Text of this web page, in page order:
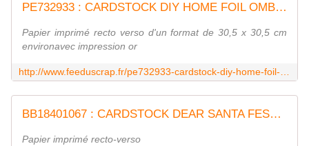
PE732933 : CARDSTOCK DIY HOME FOIL OMBRE GRAIN Fée du Scrap
Papier imprimé recto verso d'un format de 30,5 x 30,5 cm
environavec impression or
BB18401067 : CARDSTOCK DEAR SANTA FESTIVE
Papier imprimé recto-verso